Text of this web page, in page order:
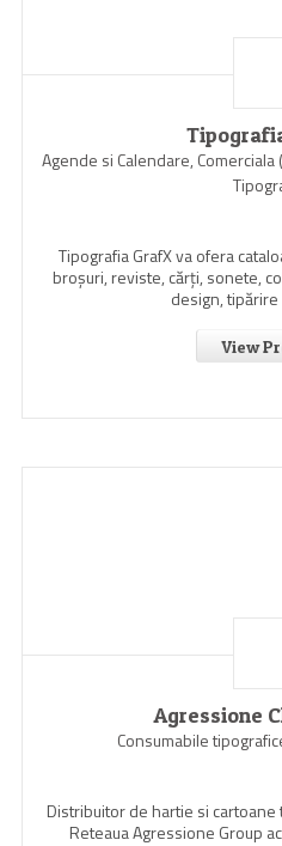
Agende si Calendare,
Tipografia GrafX va ofera
broşuri, reviste, cărţi, sonete,
design,
View
Agressione
Consumabile
Distribuitor de hartie si cartoane
Reteaua Agressione Group